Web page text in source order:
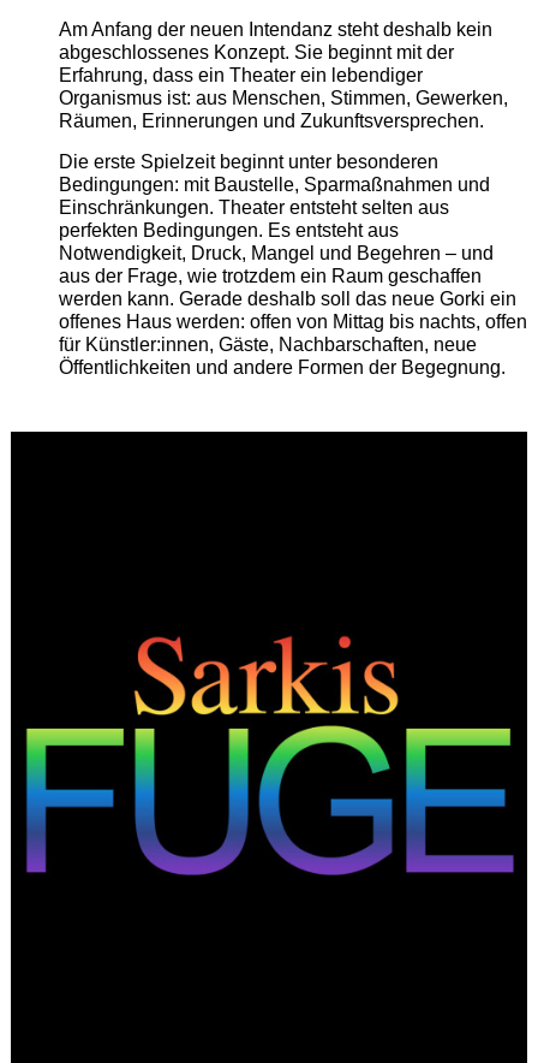
Am Anfang der neuen Intendanz steht deshalb kein
abgeschlossenes Konzept. Sie beginnt mit der
Erfahrung, dass ein Theater ein lebendiger
Organismus ist: aus Menschen, Stimmen, Gewerken,
Räumen, Erinnerungen und Zukunftsversprechen.
Die erste Spielzeit beginnt unter besonderen
Bedingungen: mit Baustelle, Sparmaßnahmen und
Einschränkungen. Theater entsteht selten aus
perfekten Bedingungen. Es entsteht aus
Notwendigkeit, Druck, Mangel und Begehren – und
aus der Frage, wie trotzdem ein Raum geschaffen
werden kann. Gerade deshalb soll das neue Gorki ein
offenes Haus werden: offen von Mittag bis nachts, offen
für Künstler:innen, Gäste, Nachbarschaften, neue
Öffentlichkeiten und andere Formen der Begegnung.